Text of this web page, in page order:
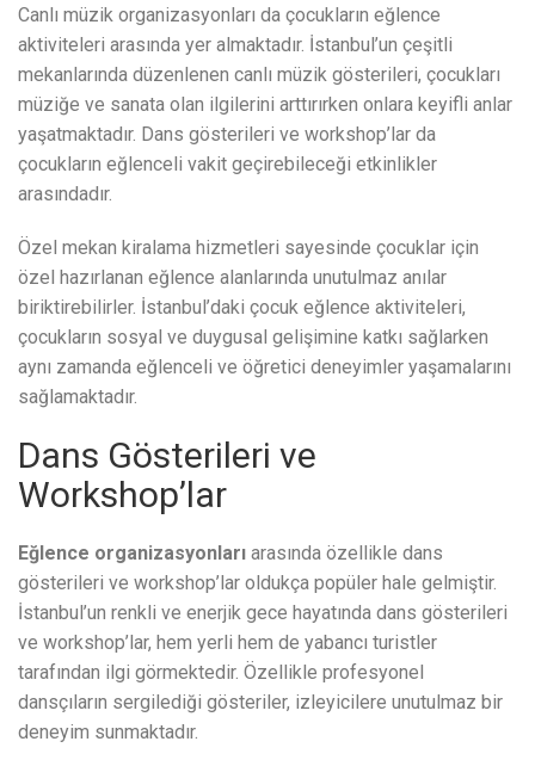
Canlı müzik organizasyonları da çocukların eğlence
aktiviteleri arasında yer almaktadır. İstanbul’un çeşitli
mekanlarında düzenlenen canlı müzik gösterileri, çocukları
müziğe ve sanata olan ilgilerini arttırırken onlara keyifli anlar
yaşatmaktadır. Dans gösterileri ve workshop’lar da
çocukların eğlenceli vakit geçirebileceği etkinlikler
arasındadır.
Özel mekan kiralama hizmetleri sayesinde çocuklar için
özel hazırlanan eğlence alanlarında unutulmaz anılar
biriktirebilirler. İstanbul’daki çocuk eğlence aktiviteleri,
çocukların sosyal ve duygusal gelişimine katkı sağlarken
aynı zamanda eğlenceli ve öğretici deneyimler yaşamalarını
sağlamaktadır.
Dans Gösterileri ve
Workshop’lar
Eğlence organizasyonları arasında özellikle dans
gösterileri ve workshop’lar oldukça popüler hale gelmiştir.
İstanbul’un renkli ve enerjik gece hayatında dans gösterileri
ve workshop’lar, hem yerli hem de yabancı turistler
tarafından ilgi görmektedir. Özellikle profesyonel
dansçıların sergilediği gösteriler, izleyicilere unutulmaz bir
deneyim sunmaktadır.